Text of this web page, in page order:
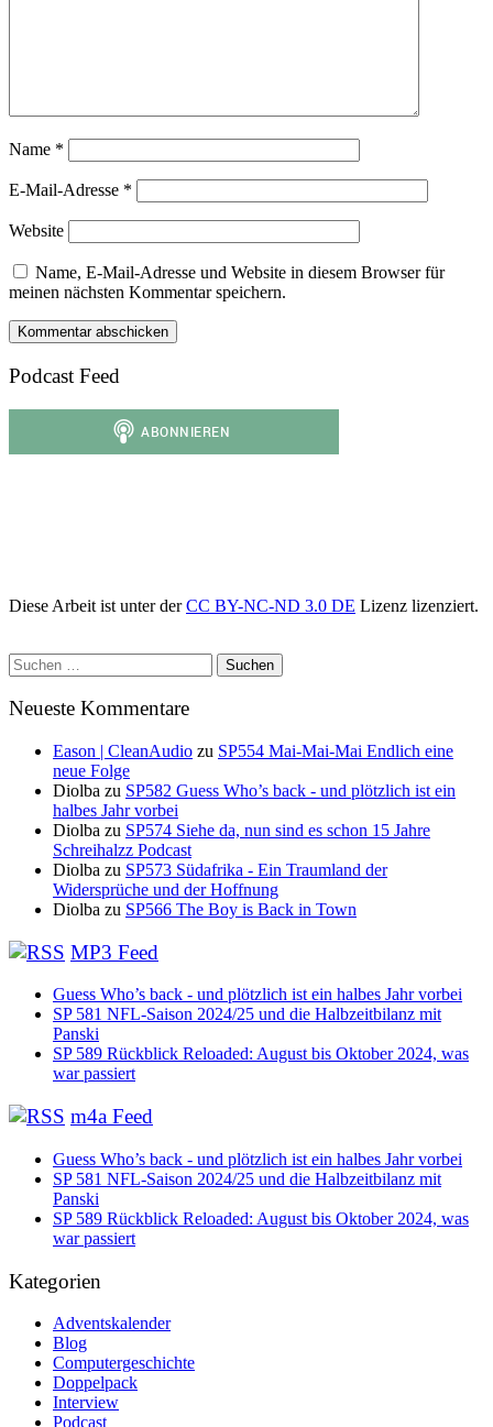
Name *
E-Mail-Adresse *
Website
Name, E-Mail-Adresse und Website in diesem Browser für
meinen nächsten Kommentar speichern.
Podcast Feed
Diese Arbeit ist unter derCC BY-NC-ND 3.0 DE Lizenz lizenziert.
Suchen
nach:
Neueste Kommentare
Eason | CleanAudio zu SP554 Mai-Mai-Mai Endlich eine
neue Folge
Diolba zu SP582 Guess Who’s back - und plötzlich ist ein
halbes Jahr vorbei
Diolba zu SP574 Siehe da, nun sind es schon 15 Jahre
Schreihalzz Podcast
Diolba zu SP573 Südafrika - Ein Traumland der
Widersprüche und der Hoffnung
Diolba zu SP566 The Boy is Back in Town
MP3 Feed
Guess Who’s back - und plötzlich ist ein halbes Jahr vorbei
SP 581 NFL-Saison 2024/25 und die Halbzeitbilanz mit
Panski
SP 589 Rückblick Reloaded: August bis Oktober 2024, was
war passiert
m4a Feed
Guess Who’s back - und plötzlich ist ein halbes Jahr vorbei
SP 581 NFL-Saison 2024/25 und die Halbzeitbilanz mit
Panski
SP 589 Rückblick Reloaded: August bis Oktober 2024, was
war passiert
Kategorien
Adventskalender
Blog
Computergeschichte
Doppelpack
Interview
Podcast